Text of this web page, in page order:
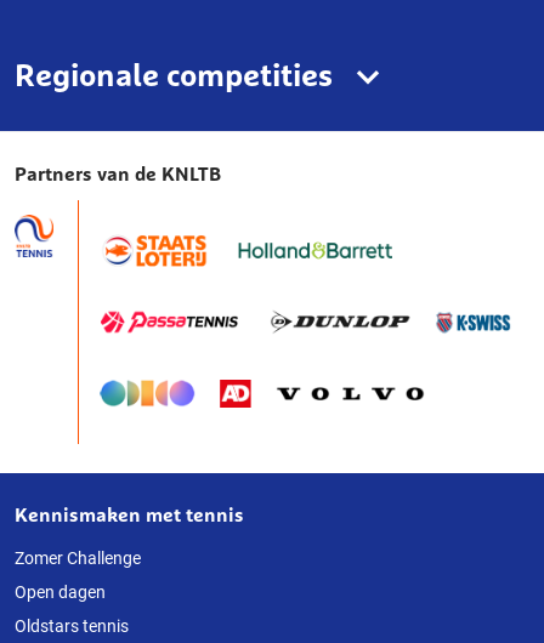
Regionale competities
Partners van de KNLTB
Over
deze
website
Kennismaken met tennis
Zomer Challenge
Open dagen
Oldstars tennis